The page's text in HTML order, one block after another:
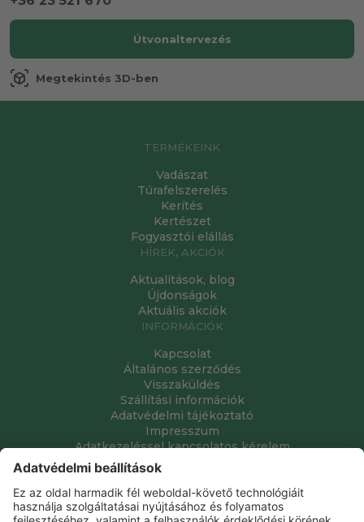
Útvonaltervezés
view_in_ar Megtekintés 3D-ben
TERMÉKEINK
Vadászat
Túrafelszerelés
Kerítés
Kertészet
Fogyasztói elállás
HÍREK, AKCIÓK
Aktualitások, blog
Újdonságok
Aktuális akciók
INFORMÁCIÓK
Kapcsolat
Általános szerződés
Visszaküldés
Szállítási információk
Adatvédelmi tájékoztató
Impresszum
Adatkezeléssel kapcsolatos kérelem